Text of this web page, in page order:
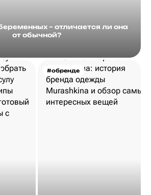
– отличается ли она
от обычной?
#обренде